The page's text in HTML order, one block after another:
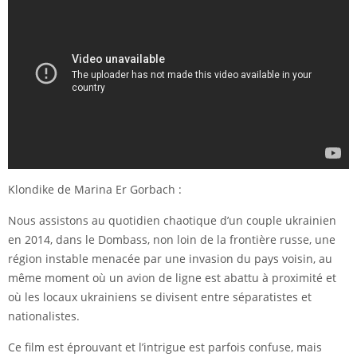
Klondike de Marina Er Gorbach :
Nous assistons au quotidien chaotique d’un couple ukrainien
en 2014, dans le Dombass, non loin de la frontière russe, une
région instable menacée par une invasion du pays voisin, au
même moment où un avion de ligne est abattu à proximité et
où les locaux ukrainiens se divisent entre séparatistes et
nationalistes.
Ce film est éprouvant et l’intrigue est parfois confuse, mais